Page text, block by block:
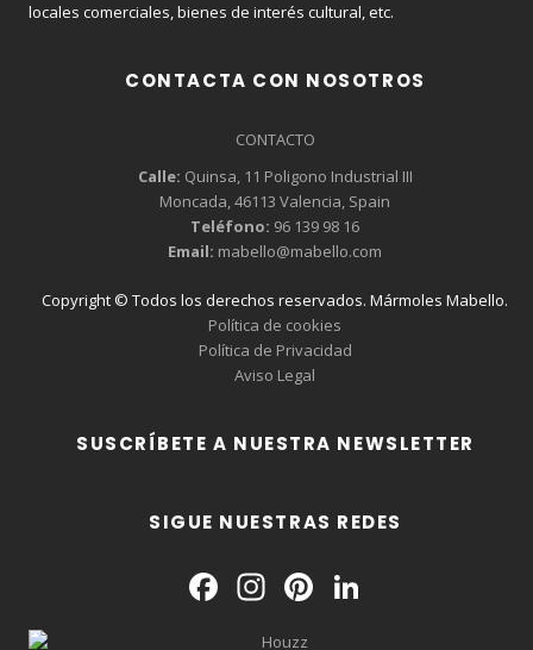
locales comerciales, bienes de interés cultural, etc.
CONTACTA CON NOSOTROS
CONTACTO
Calle: Quinsa, 11 Poligono Industrial III
Moncada, 46113 Valencia, Spain
Teléfono: 96 139 98 16
Email: mabello@mabello.com
Copyright © Todos los derechos reservados. Mármoles Mabello.
Política de cookies
Política de Privacidad
Aviso Legal
SUSCRÍBETE A NUESTRA NEWSLETTER
SIGUE NUESTRAS REDES
FacebookInstagramPinterest